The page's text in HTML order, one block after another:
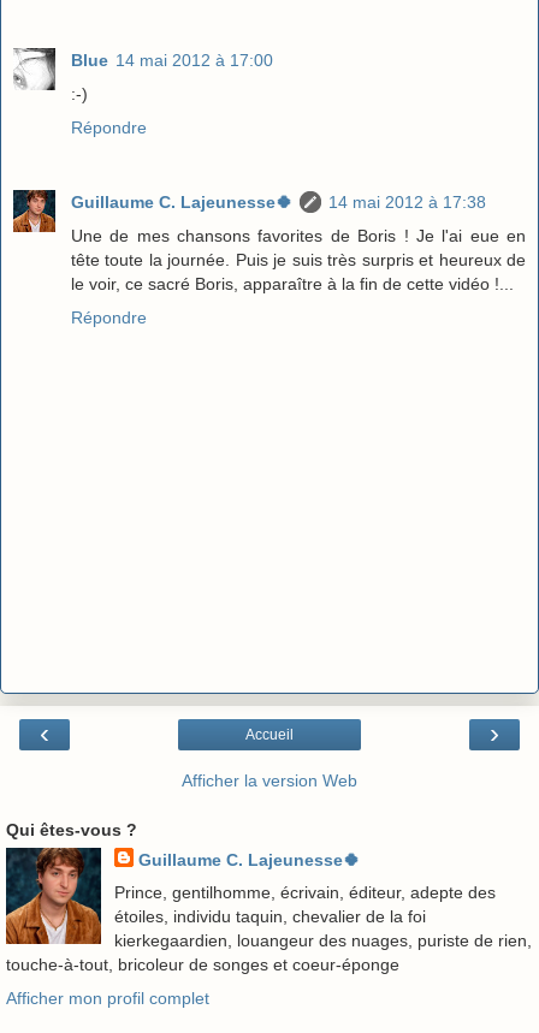
Blue 14 mai 2012 à 17:00
:-)
Répondre
Guillaume C. Lajeunesse🍀
14 mai 2012 à 17:38
Une de mes chansons favorites de Boris ! Je l'ai eue en
tête toute la journée. Puis je suis très surpris et heureux de
le voir, ce sacré Boris, apparaître à la fin de cette vidéo !...
Répondre
‹ ›
Accueil
Afficher la version Web
Qui êtes-vous ?
Guillaume C. Lajeunesse🍀
Prince, gentilhomme, écrivain, éditeur, adepte des
étoiles, individu taquin, chevalier de la foi
kierkegaardien, louangeur des nuages, puriste de rien,
touche-à-tout, bricoleur de songes et coeur-éponge
Afficher mon profil complet